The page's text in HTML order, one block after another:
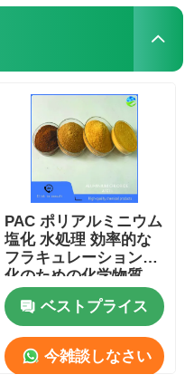
PAC ポリアルミニウム
塩化 水処理 効率的な
フラキュレーション浄
化のための化学物質
ベストプライス
今雑談しなさい